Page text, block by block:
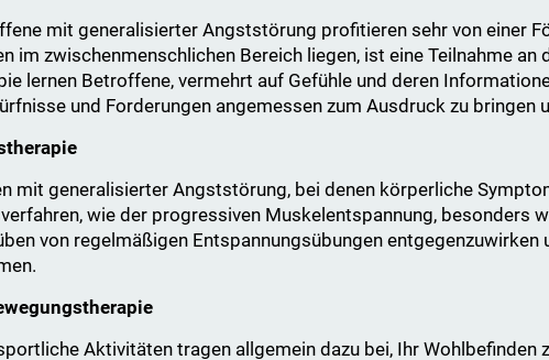
mit generalisierter Angststörung profitieren sehr von einer
im zwischenmenschlichen Bereich liegen, ist eine Teilnahme
lernen Betroffene, vermehrt auf Gefühle und deren
und Forderungen angemessen zum Ausdruck zu
mit generalisierter Angststörung, bei denen körperliche
wie der progressiven Muskelentspannung, besonders
von regelmäßigen Entspannungsübungen
Aktivitäten tragen allgemein dazu bei, Ihr